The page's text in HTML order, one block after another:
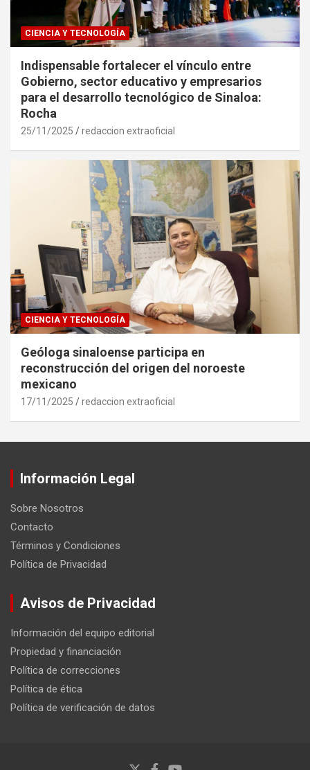
CIENCIA Y TECNOLOGÍA
Indispensable fortalecer el vínculo entre
Gobierno, sector educativo y empresarios
para el desarrollo tecnológico de Sinaloa:
Rocha
25/11/2025 redaccion extraoficial
CIENCIA Y TECNOLOGÍA
Geóloga sinaloense participa en
reconstrucción del origen del noroeste
mexicano
17/11/2025 redaccion extraoficial
Información Legal
Sobre Nosotros
Contacto
Términos y Condiciones
Política de Privacidad
Avisos de Privacidad
Información del equipo editorial
Propiedad y financiación
Política de correcciones
Política de ética
Política de verificación de datos